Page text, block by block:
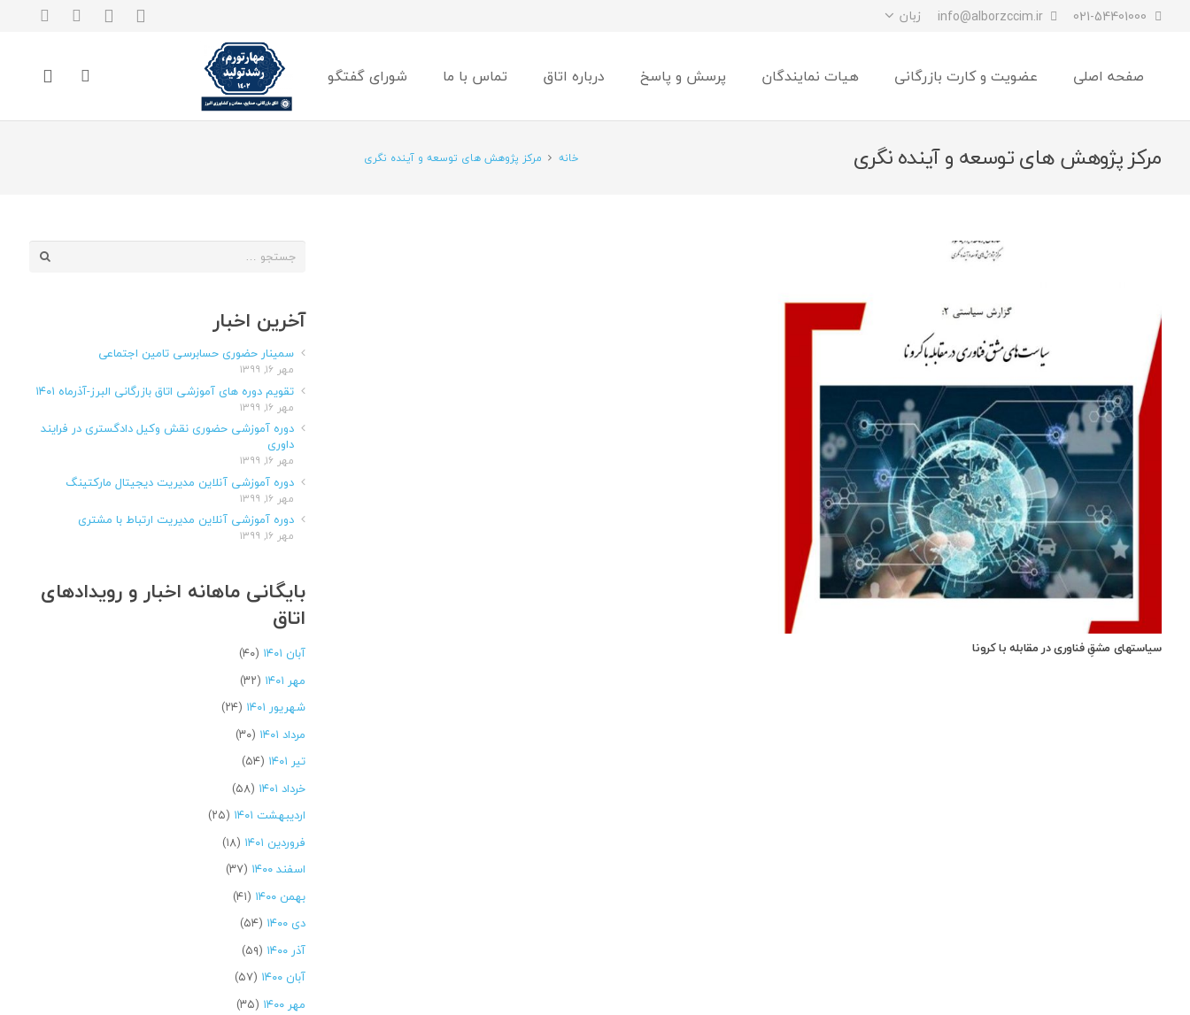
021-54401000
info@alborzccim.ir زبان
صفحه اصلی عضویت و کارت بازرگانی هیات نمایندگان پرسش و پاسخ درباره اتاق تماس با ما شورای گفتگو
مرکز پژوهش های توسعه و آینده نگری خانه مرکز پژوهش های توسعه و آینده نگری
سیاستهای مشقِ فناوری در مقابله با کرونا
جستجو
آخرین اخبار
سمینار حضوری حسابرسی تامین اجتماعی
مهر ۱۶, ۱۳۹۹
تقویم دوره های آموزشی اتاق بازرگانی البرز-آذرماه ۱۴۰۱
مهر ۱۶, ۱۳۹۹
دوره آموزشی حضوری نقش وکیل دادگستری در فرایند
داوری
مهر ۱۶, ۱۳۹۹
دوره آموزشی آنلاین مدیریت دیجیتال مارکتینگ
مهر ۱۶, ۱۳۹۹
دوره آموزشی آنلاین مدیریت ارتباط با مشتری
مهر ۱۶, ۱۳۹۹
بایگانی ماهانه اخبار و رویدادهای
اتاق
آبان ۱۴۰۱
(۴۰)
مهر ۱۴۰۱
(۳۲)
شهریور ۱۴۰۱
(۲۴)
مرداد ۱۴۰۱
(۳۰)
تیر ۱۴۰۱
(۵۴)
خرداد ۱۴۰۱
(۵۸)
اردیبهشت ۱۴۰۱
(۲۵)
فروردین ۱۴۰۱
(۱۸)
اسفند ۱۴۰۰
(۳۷)
بهمن ۱۴۰۰
(۴۱)
دی ۱۴۰۰
(۵۴)
آذر ۱۴۰۰
(۵۹)
آبان ۱۴۰۰
(۵۷)
مهر ۱۴۰۰
(۳۵)